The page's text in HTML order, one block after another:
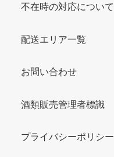
不在時の対応について
配送エリア一覧
お問い合わせ
酒類販売管理者標識
プライバシーポリシー